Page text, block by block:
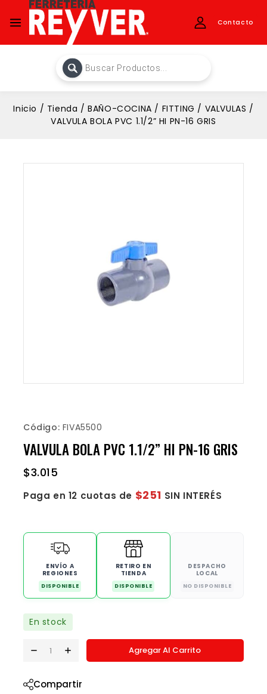
Contacto
Inicio / Tienda / BAÑO-COCINA / FITTING / VALVULAS /
VALVULA BOLA PVC 1.1/2” HI PN-16 GRIS
Código: FIVA5500
VALVULA BOLA PVC 1.1/2” HI PN-16 GRIS
$3.015
Paga en 12 cuotas de $251 SIN INTERÉS
ENVÍO A
REGIONES
DISPONIBLE
RETIRO EN
TIENDA
DISPONIBLE
DESPACHO
LOCAL
NO DISPONIBLE
En stock
Agregar Al Carrito
Compartir